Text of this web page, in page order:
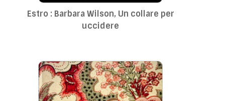
Estro : Barbara Wilson, Un collare per
uccidere